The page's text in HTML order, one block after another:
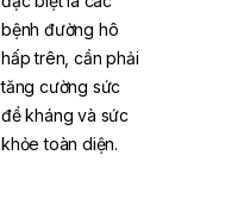
bệnh đường hô
hấp trên, cần phải
tăng cường sức
đề kháng và sức
khỏe toàn diện.